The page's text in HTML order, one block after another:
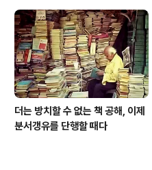
더는 방치할 수 없는 책 공해, 이제
분서갱유를 단행할 때다